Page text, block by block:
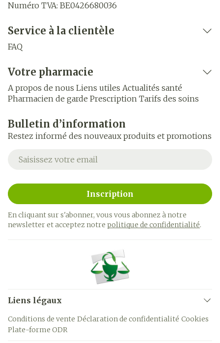
Numéro TVA: BE0426680036
Service à la clientèle
FAQ
Votre pharmacie
A propos de nous Liens utiles Actualités santé
Pharmacien de garde Prescription Tarifs des soins
Bulletin d’information
Restez informé des nouveaux produits et promotions
Adresse mail
Inscription
En cliquant sur s'abonner, vous vous abonnez à notre
newsletter et acceptez notre politique de confidentialité.
Liens légaux
Conditions de vente Déclaration de confidentialité Cookies
Plate-forme ODR